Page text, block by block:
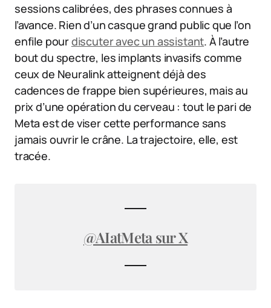
sessions calibrées, des phrases connues à
l’avance. Rien d’un casque grand public que l’on
enfile pourdiscuter avec un assistant. À l’autre
bout du spectre, les implants invasifs comme
ceux de Neuralink atteignent déjà des
cadences de frappe bien supérieures, mais au
prix d’une opération du cerveau : tout le pari de
Meta est de viser cette performance sans
jamais ouvrir le crâne. La trajectoire, elle, est
tracée.
@AIatMeta sur X